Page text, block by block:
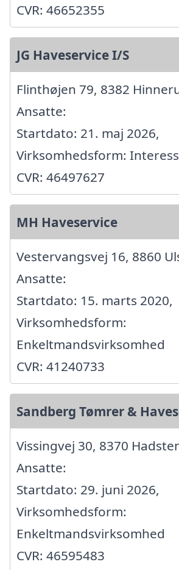
CVR: 46652355
JG Haveservice I/S
Flinthøjen 79, 8382
Ansatte:
Startdato: 21. maj 2026,
Virksomhedsform:
CVR: 46497627
MH Haveservice
Vestervangsvej 16, 8860
Ansatte:
Startdato: 15. marts 2020,
Virksomhedsform:
Enkeltmandsvirksomhed
CVR: 41240733
Sandberg Tømrer &
Vissingvej 30, 8370
Ansatte:
Startdato: 29. juni 2026,
Virksomhedsform:
Enkeltmandsvirksomhed
CVR: 46595483